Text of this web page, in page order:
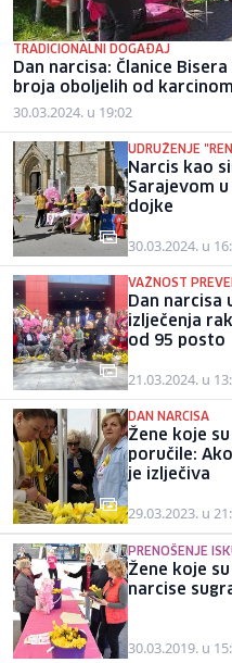
TRADICIONALNI DOGAĐAJ
Dan narcisa: Članice
broja oboljelih od
30.03.2024. u 19:02
UDRUŽENJE
Narcis kao
Sarajevom
dojke
30.03.2024. u
VAŽNOST
Dan narcisa
izlječenja
od 95 posto
21.03.2024. u
DAN NARCISA
Žene koje
poručile:
je izlječiva
29.03.2023. u
PRENOŠENJE
Žene koje
narcise
30.03.2019. u